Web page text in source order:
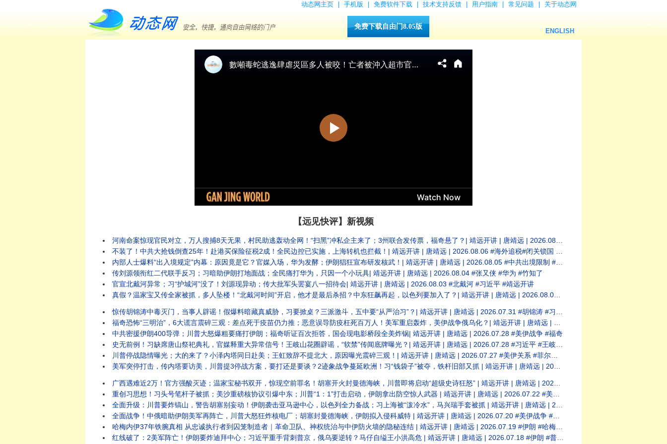
动态网主页 手机版 免费软件下载 技术支持反馈 用户指南 常见问题 关于动态网
免费下载自由门8.05版
ENGLISH
【远见快评】新视频
河南命案惊现官民对立，万人搜捕8天无果，村民助逃轰动全网！“扫黑”冲私企主来了；3州联合发传票，福奇悬了？| 靖远开讲 | 唐靖远 | 2026.08.07 #夏付钢 #西平县#靖远开讲
不装了！中共大抢钱倒查25年！赴港买保险征税2成！全民边控已实施，上海转机也拦截！| 靖远开讲 | 唐靖远 | 2026.08.06 #海外追税#闭关锁国 #靖远开讲
内部人士爆料“出入境规定”内幕：原因竟是它？官媒入场，华为发酵；伊朗猖狂宣布研发核武！| 靖远开讲 | 唐靖远 | 2026.08.05 #中共出境限制 #闭关锁国 #竹知了 #华为
传刘源领衔红二代联手反习；习暗助伊朗打地面战；全民痛打华为，只因一个小玩具| 靖远开讲 | 唐靖远 | 2026.08.04 #张又侠 #华为 #竹知了
官宣北戴河异常；习“护城河”没了！刘源现异动；传大批军头罢宴八一招待会| 靖远开讲 | 唐靖远 | 2026.08.03 #北戴河 #习近平 #靖远开讲
真假？温家宝又传全家被抓，多人坠楼！“北戴河时间”开启，他才是最后杀招？中东狂飙再起，以色列要加入了？| 靖远开讲 | 唐靖远 | 2026.08.01 #温家宝 #习近平 #北戴河
惊传胡锦涛中毒灭门，当事人辟谣！假爆料暗藏真威胁，习要掀桌？三派激斗，五中要“从严治习”？| 靖远开讲 | 唐靖远 | 2026.07.31 #胡锦涛 #习近平 #五中全会
福奇恐怖“三明治”，6大谎言震碎三观：差点死于疫苗仍力推；恶意误导防疫枉死百万人！美军重启轰炸，美伊战争俄乌化？| 靖远开讲 | 唐靖远 | 2026.07.29 #福奇 #Fauci #美伊冲突
中共密援伊朗400导弹；川普大怒爆粗要痛打伊朗；福奇听证百次拒答，国会现电影桥段全美炸锅| 靖远开讲 | 唐靖远 | 2026.07.28 #美伊战争 #福奇
史无前例！习缺席唐山祭祀典礼，官媒释重大异常信号！王岐山花圈辟谣，“软禁”传闻底牌曝光？| 靖远开讲 | 唐靖远 | 2026.07.28 #习近平 #王岐山 #北戴河会议
川普停战隐情曝光；大的来了？小泽内塔同日赴美；王虹致辞不提北大，原因曝光震碎三观！| 靖远开讲 | 唐靖远 | 2026.07.27 #美伊关系 #菲尔兹奖 #王虹
美军突停打击，传内塔要访美，川普提3停战方案，要打还是要谈？2迹象战争蔓延欧洲！习“钱袋子”被夺，铁杆旧部又抓 | 靖远开讲 | 唐靖远 | 2026.07.25 #美伊战争 #川普 #中共内斗
广西遇难近2万！官方强酸灭迹；温家宝秘书双开，惊现空前罪名！胡塞开火封曼德海峡，川普即将启动“超级史诗狂怒” | 靖远开讲 | 唐靖远 | 2026.07.23 #横州溃坝 #三峡大坝
重创习思想！习头号笔杆子被抓；美沙重磅核协议引爆中东；川普“1：1”打击启动，伊朗拿出防空惊人武器 | 靖远开讲 | 唐靖远 | 2026.07.22 #美伊战争 #习近平 #中共权斗
全面升级：川普要炸镐山，警告胡塞别妄动！伊朗袭击亚马逊中心，以色列全力备战；习上海被“泼冷水”，马兴瑞手套被抓 | 靖远开讲 | 唐靖远 | 2026.07.21 #美伊战争 #伊朗核设施
全面战争！中俄暗助伊朗美军再阵亡，川普大怒狂炸核电厂；胡塞封曼德海峡，伊朗拟入侵科威特 | 靖远开讲 | 唐靖远 | 2026.07.20 #美伊战争 #霍尔木兹海峡
哈梅内伊37年铁腕真相 从忠诚执行者到囚笼制造者｜革命卫队、神权统治与中伊防火墙的隐秘连结 | 靖远开讲 | 唐靖远 | 2026.07.19 #伊朗 #哈梅内伊
红线破了：2美军阵亡！伊朗要炸迪拜中心；习近平重手背刺普京，俄乌要逆转？马仔自缢王小洪高危 | 靖远开讲 | 唐靖远 | 2026.07.18 #伊朗 #普京 #俄乌